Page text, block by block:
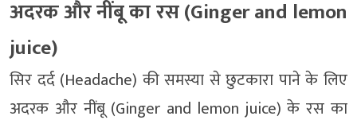
अदरक और नींबू का रस (Ginger and lemon
juice)
सिर दर्द (Headache) की समस्या से छुटकारा पाने के लिए
अदरक और नींबू (Ginger and lemon juice) के रस का